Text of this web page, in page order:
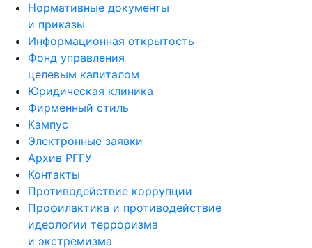
и приказы
Информационная открытость
Фонд управления
целевым капиталом
Юридическая клиника
Фирменный стиль
Кампус
Электронные заявки
Архив РГГУ
Контакты
Противодействие коррупции
Профилактика и противодействие
идеологии терроризма
и экстремизма
Вопрос руководству